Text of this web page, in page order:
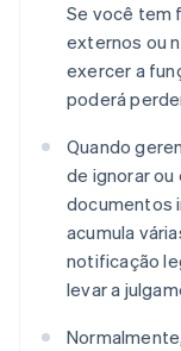
Se você tem
externos ou
exercer a
poderá
Quando
de ignorar
documentos
acumula
notificação
levar a